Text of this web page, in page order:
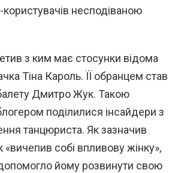
користувачів несподіваною
з ким має стосунки відома
Тіна Кароль. ЇЇ обранцем став
Дмитро Жук. Такою
поділилися інсайдери з
танцюриста. Як зазначив
собі впливову жінку»,
йому розвинути свою